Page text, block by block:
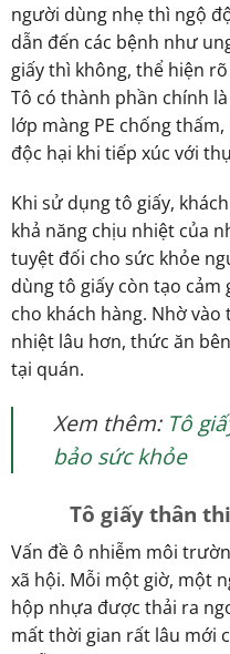
người dùng nhẹ thì ngộ
dẫn đến các bệnh như
giấy thì không, thể hiện
Tô có thành phần chính
lớp màng PE chống
độc hại khi tiếp xúc với
Khi sử dụng tô giấy,
khả năng chịu nhiệt của
tuyệt đối cho sức khỏe
dùng tô giấy còn tạo cảm
cho khách hàng. Nhờ
nhiệt lâu hơn, thức ăn
tại quán.
Xem thêm: Tô
bảo sức khỏe
Tô giấy thân
Vấn đề ô nhiễm môi
xã hội. Mỗi một giờ, một
hộp nhựa được thải ra
mất thời gian rất lâu mới